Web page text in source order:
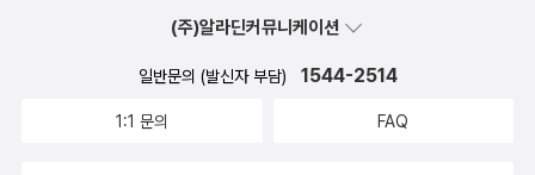
질 것 같지는 않다. 이것을 알지만와인을 알고 싶은 걸 어떡해. 이 책
을 다 읽고'와! 와인은 예술적이고 학술적이기까지 하구나' 하는 생각
이 들었다. 막연히 와인을 마시고 싶다는 생각보다 훨씬 동기유발이
도 와인을 한 입 물고 싶어지기까지 했다. 깊고 그윽하고 쌉싸래하고
(주)알라딘커뮤니케이션
일반문의 (발신자 부담) 1544-2514
1:1 문의 FAQ